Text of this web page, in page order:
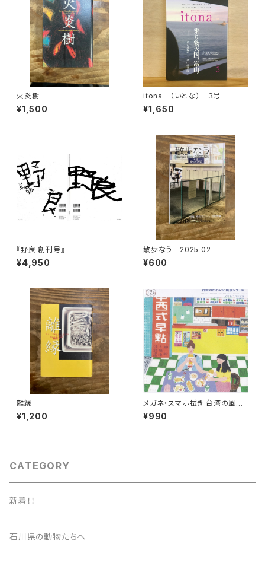
火炎樹
¥1,500
itona （いとな） ３号
¥1,650
『野良 創刊号』
¥4,950
散歩なう 2025 02
¥600
離縁
¥1,200
メガネ・スマホ拭き 台湾の風景
（朝ごはん）
¥990
CATEGORY
新着！！
石川県の動物たちへ